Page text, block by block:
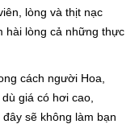
lòng và thịt nạc
hài lòng cả những thực
cách người Hoa,
giá có hơi cao,
sẽ không làm bạn